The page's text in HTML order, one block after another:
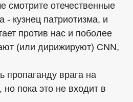
смотрите отечественные
- кузнец патриотизма, и
против нас и поболее
(или дирижируют) CNN,
пропаганду врага на
пока это не входит в